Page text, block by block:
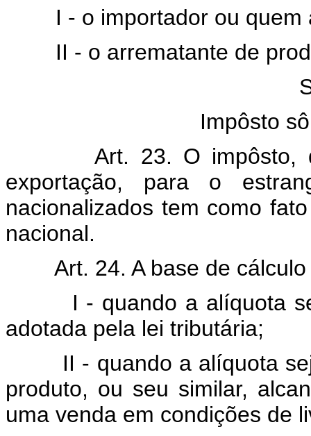
I - o importador ou quem
II - o arrematante de
Impôsto
Art. 23. O impôsto, de
exportação, para o
nacionalizados tem como
nacional.
Art. 24. A base de cálculo
I - quando a alíquota
adotada pela lei tributária;
II - quando a alíquota
produto, ou seu similar,
uma venda em condições de